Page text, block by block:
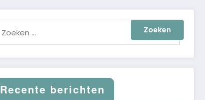
Recente berichten